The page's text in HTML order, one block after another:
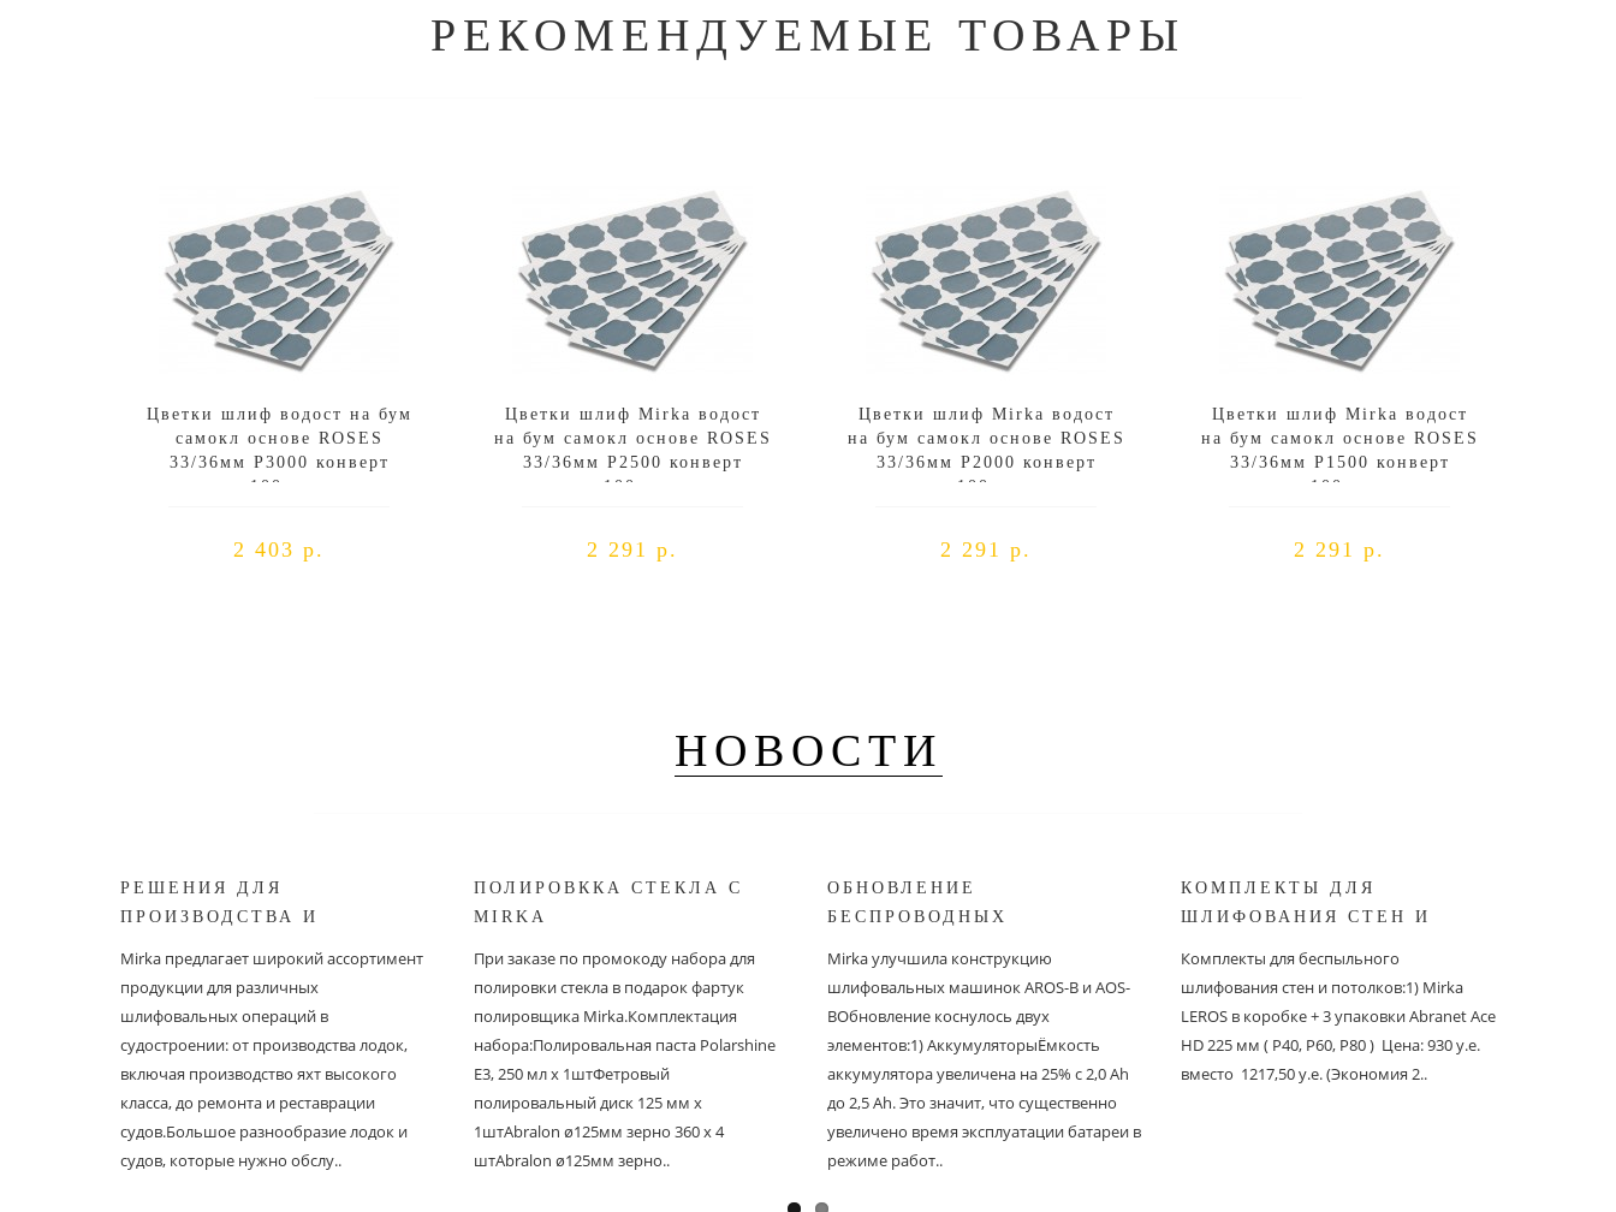
РЕКОМЕНДУЕМЫЕ ТОВАРЫ
Цветки шлиф водост на бум
самокл основе ROSES
33/36мм P3000 конверт
100шт
2 403 р.
Цветки шлиф Mirka водост
на бум самокл основе ROSES
33/36мм P2500 конверт
100шт
2 291 р.
Цветки шлиф Mirka водост
на бум самокл основе ROSES
33/36мм P2000 конверт
100шт
2 291 р.
Цветки шлиф Mirka водост
на бум самокл основе ROSES
33/36мм P1500 конверт
100шт
2 291 р.
НОВОСТИ
РЕШЕНИЯ ДЛЯ
ПРОИЗВОДСТВА И
Mirka предлагает широкий ассортимент
продукции для различных
шлифовальных операций в
судостроении: от производства лодок,
включая производство яхт высокого
класса, до ремонта и реставрации
судов.Большое разнообразие лодок и
судов, которые нужно обслу..
ПОЛИРОВККА СТЕКЛА С
MIRKA
При заказе по промокоду набора для
полировки стекла в подарок фартук
полировщика Mirka.Комплектация
набора:Полировальная паста Polarshine
E3, 250 мл х 1штФетровый
полировальный диск 125 мм х
1штAbralon ø125мм зерно 360 х 4
штAbralon ø125мм зерно..
ОБНОВЛЕНИЕ
БЕСПРОВОДНЫХ
Mirka улучшила конструкцию
шлифовальных машинок AROS-B и AOS-
BОбновление коснулось двух
элементов:1) АккумуляторыЁмкость
аккумулятора увеличена на 25% с 2,0 Ah
до 2,5 Ah. Это значит, что существенно
увеличено время эксплуатации батареи в
режиме работ..
КОМПЛЕКТЫ ДЛЯ
ШЛИФОВАНИЯ СТЕН И
Комплекты для беспыльного
шлифования стен и потолков:1) Mirka
LEROS в коробке + 3 упаковки Abranet Ace
HD 225 мм ( P40, P60, P80 ) Цена: 930 у.е.
вместо 1217,50 у.е. (Экономия 2..